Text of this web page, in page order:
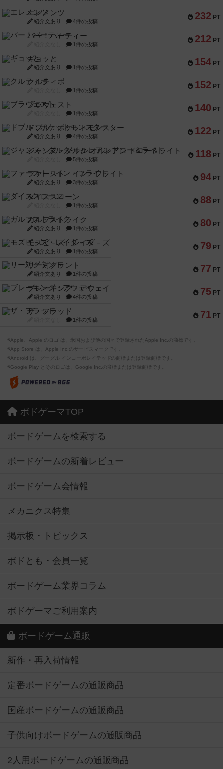
232 PT
エレメンツ
紹介文あり 4件の投稿
212 PT
バー！パーティー
1件の投稿
154 PT
ギョッと
紹介文あり 1件の投稿
152 PT
クルティボ
1件の投稿
140 PT
ブラヴェスト
1件の投稿
122 PT
ドブル：ポケットモンスター
紹介文あり 4件の投稿
118 PT
ジャンヌ・ダルク-オルレアン ドロー＆ライト
5件の投稿
94 PT
ファースト・イン・フライト
紹介文あり 3件の投稿
88 PT
ダイススローン
1件の投稿
80 PT
ガルフストライク
紹介文あり 1件の投稿
79 PT
モズビ－ズ・レイダ－ズ
紹介文あり 1件の投稿
77 PT
リー対グラント
紹介文あり 1件の投稿
75 PT
ブレーキング・アウェイ
紹介文あり 4件の投稿
71 PT
ザ・フラッド
1件の投稿
※Apple、Apple のロゴ は、米国および他の国々で登録されたApple Inc.の商標です。
※App Store は、Apple Inc.のサービスマークです。
※Android は、グーグル インコーポレイテッドの商標または登録商標です。
※Google Play とそのロゴは、Google Inc.の商標または登録商標です。
ボドゲーマTOP
ボードゲームを検索する
ボードゲームの新着レビュー
ボードゲーム会情報
メカニクス特集
掲示板・トピックス
ボドとも・会員一覧
ボードゲーム業界コラム
ボドゲーマご利用案内
ボードゲーム通販
新作・再入荷情報
定番ボードゲームの通販商品
国産ボードゲームの通販商品
子供向けボードゲームの通販商品
2人用ボードゲームの通販商品